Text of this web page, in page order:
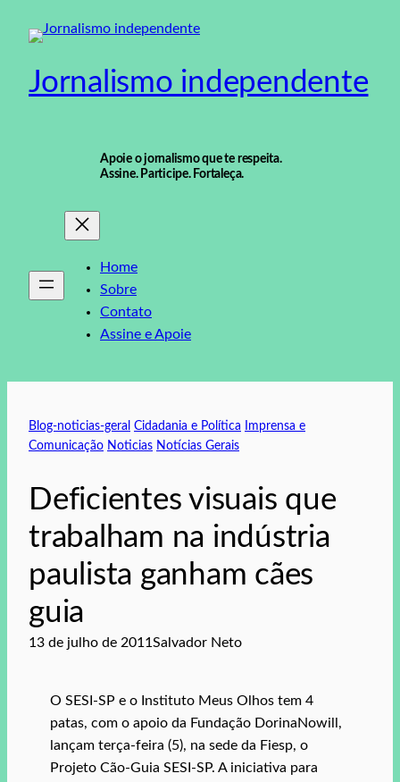
para
conteúdo
Jornalismo independente
Apoie o jornalismo que te respeita.
Assine. Participe. Fortaleça.
Home
Sobre
Contato
Assine e Apoie
Blog-noticias-geral Cidadania e Política
Imprensa e
Comunicação Noticias Notícias Gerais
Deficientes visuais que
trabalham na indústria
paulista ganham cães
guia
13 de julho de 2011 Salvador Neto
O SESI-SP e o Instituto Meus Olhos tem 4
patas, com o apoio da Fundação DorinaNowill,
lançam terça-feira (5), na sede da Fiesp, o
Projeto Cão-Guia SESI-SP. A iniciativa para